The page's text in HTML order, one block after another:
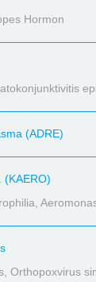
Hormon
(ADRE)
(KAERO)
Orthopoxvirus